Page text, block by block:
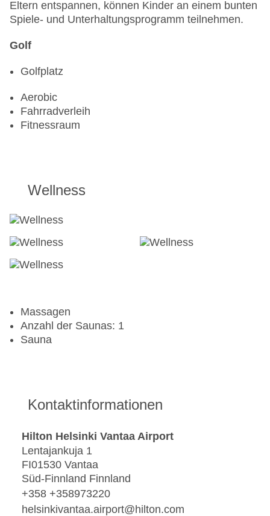
Eltern entspannen, können Kinder an einem bunten
Spiele- und Unterhaltungsprogramm teilnehmen.
Golf
Golfplatz
Aerobic
Fahrradverleih
Fitnessraum
Wellness
Massagen
Anzahl der Saunas: 1
Sauna
Kontaktinformationen
Hilton Helsinki Vantaa Airport
Lentajankuja 1
FI01530 Vantaa
Süd-Finnland Finnland
+358 +358973220
helsinkivantaa.airport@hilton.com